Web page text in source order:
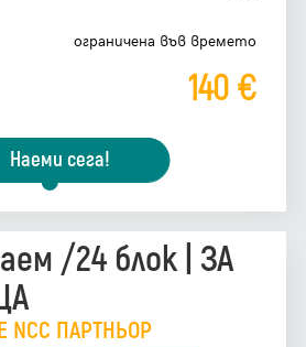
oграничена във времето
140 €
Наеми сега!
/24 блок | ЗА
NCC ПАРТНЬОР